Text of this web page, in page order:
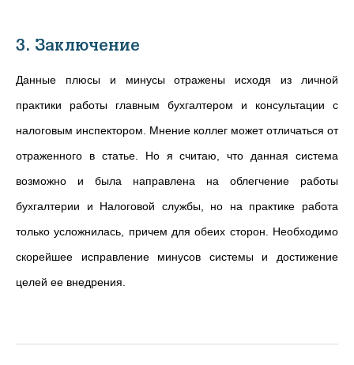
3. Заключение
Данные плюсы и минусы отражены исходя из личной
практики работы главным бухгалтером и консультации с
налоговым инспектором. Мнение коллег может отличаться от
отраженного в статье. Но я считаю, что данная система
возможно и была направлена на облегчение работы
бухгалтерии и Налоговой службы, но на практике работа
только усложнилась, причем для обеих сторон. Необходимо
скорейшее исправление минусов системы и достижение
целей ее внедрения.